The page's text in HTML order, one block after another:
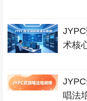
术核
唱法